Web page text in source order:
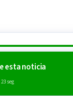
esta noticia
seg